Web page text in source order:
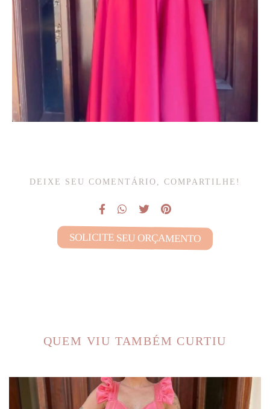
DEIXE SEU COMENTÁRIO, COMPARTILHE!
SOLICITE SEU ORÇAMENTO
QUEM VIU TAMBÉM CURTIU